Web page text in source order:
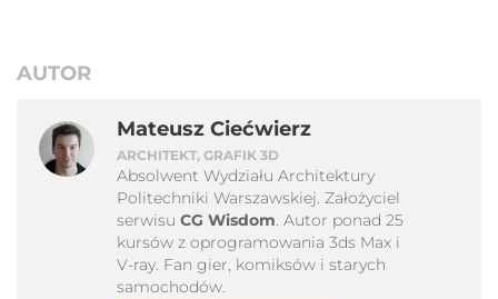
AUTOR
Mateusz Ciećwierz
ARCHITEKT, GRAFIK 3D
Absolwent Wydziału Architektury
Politechniki Warszawskiej. Założyciel
serwisu CG Wisdom. Autor ponad 25
kursów z oprogramowania 3ds Max i
V-ray. Fan gier, komiksów i starych
samochodów.